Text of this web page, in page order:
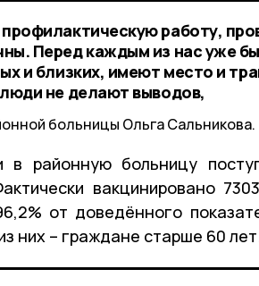
работу,
Перед каждым из нас уже
и близких, имеют место и
не делают выводов,
больницы Ольга Сальникова.
в районную больницу
вакцинировано
от доведённого
них – граждане старше 60